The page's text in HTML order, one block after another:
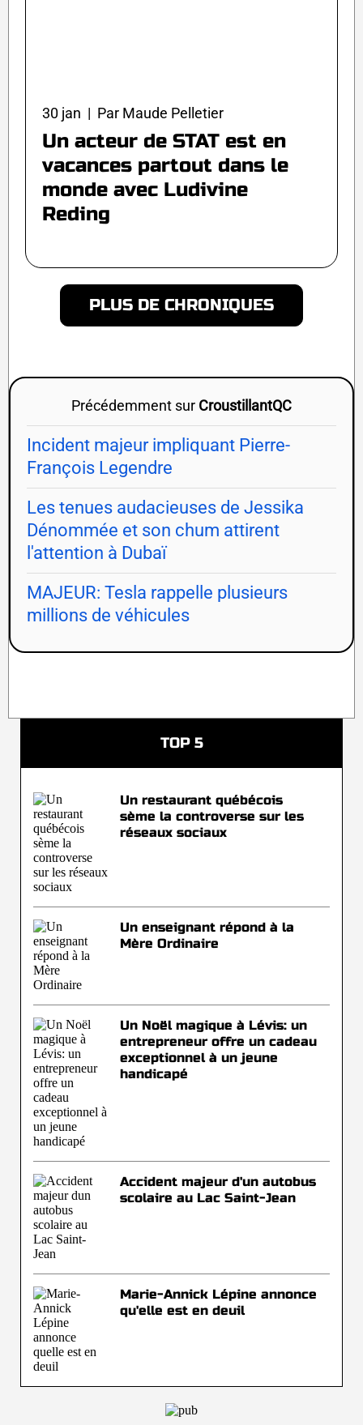
30 jan | Par Maude Pelletier
Un acteur de STAT est en
vacances partout dans le
monde avec Ludivine
Reding
PLUS DE CHRONIQUES
Précédemment sur CroustillantQC
Incident majeur impliquant Pierre-
François Legendre
Les tenues audacieuses de Jessika
Dénommée et son chum attirent
l'attention à Dubaï
MAJEUR: Tesla rappelle plusieurs
millions de véhicules
TOP 5
Un restaurant québécois
sème la controverse sur les
réseaux sociaux
Un enseignant répond à la
Mère Ordinaire
Un Noël magique à Lévis: un
entrepreneur offre un cadeau
exceptionnel à un jeune
handicapé
Accident majeur d'un autobus
scolaire au Lac Saint-Jean
Marie-Annick Lépine annonce
qu'elle est en deuil